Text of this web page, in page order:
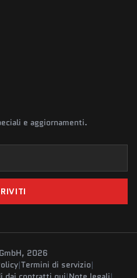
e aggiornamenti.
2026
|Termini di servizio|